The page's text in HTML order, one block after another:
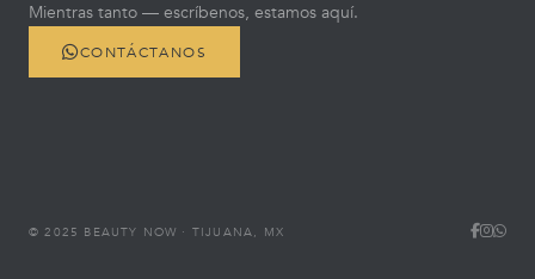
Mientras tanto — escríbenos, estamos aquí.
CONTÁCTANOS
© 2025 BEAUTY NOW · TIJUANA, MX